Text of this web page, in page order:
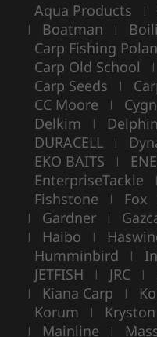
Aqua Products |
| Boatman |
Carp Fishing
Carp Old School |
Carp Seeds |
CC Moore |
Delkim | Delphin
DURACELL |
EKO BAITS |
EnterpriseTackle |
Fishstone | Fox
| Gardner |
| Haibo |
Humminbird |
JETFISH | JRC |
| Kiana Carp |
Korum | Kryston
| Mainline |